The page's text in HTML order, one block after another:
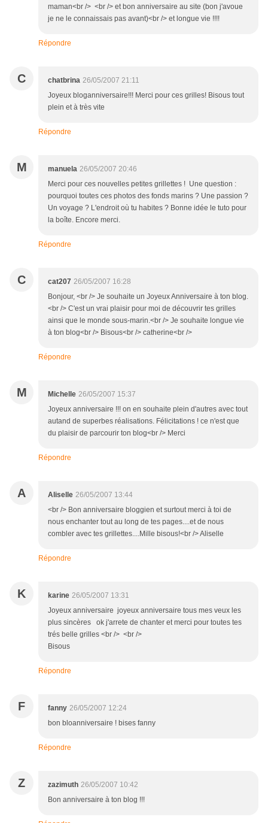
maman<br /> <br /> et bon anniversaire au site (bon j'avoue
je ne le connaissais pas avant)<br /> et longue vie !!!!
Répondre
C chatbrina 26/05/2007 21:11
Joyeux bloganniversaire!!! Merci pour ces grilles! Bisous tout
plein et à très vite
Répondre
M manuela 26/05/2007 20:46
Merci pour ces nouvelles petites grillettes ! Une question :
pourquoi toutes ces photos des fonds marins ? Une passion ?
Un voyage ? L'endroit où tu habites ? Bonne idée le tuto pour
la boîte. Encore merci.
Répondre
C cat207 26/05/2007 16:28
Bonjour, <br /> Je souhaite un Joyeux Anniversaire à ton blog.
<br /> C'est un vrai plaisir pour moi de découvrir tes grilles
ainsi que le monde sous-marin.<br /> Je souhaite longue vie
à ton blog<br /> Bisous<br /> catherine<br />
Répondre
M Michelle 26/05/2007 15:37
Joyeux anniversaire !!! on en souhaite plein d'autres avec tout
autand de superbes réalisations. Félicitations ! ce n'est que
du plaisir de parcourir ton blog<br /> Merci
Répondre
A Aliselle 26/05/2007 13:44
<br /> Bon anniversaire bloggien et surtout merci à toi de
nous enchanter tout au long de tes pages....et de nous
combler avec tes grillettes....Mille bisous!<br /> Aliselle
Répondre
K karine 26/05/2007 13:31
Joyeux anniversaire joyeux anniversaire tous mes veux les
plus sincères ok j'arrete de chanter et merci pour toutes tes
trés belle grilles <br /> <br />
Bisous
Répondre
F fanny 26/05/2007 12:24
bon bloanniversaire ! bises fanny
Répondre
Z zazimuth 26/05/2007 10:42
Bon anniversaire à ton blog !!!